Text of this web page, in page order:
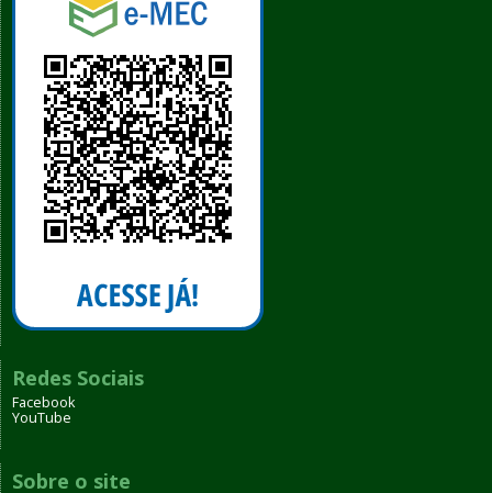
Redes Sociais
Facebook
YouTube
Sobre o site